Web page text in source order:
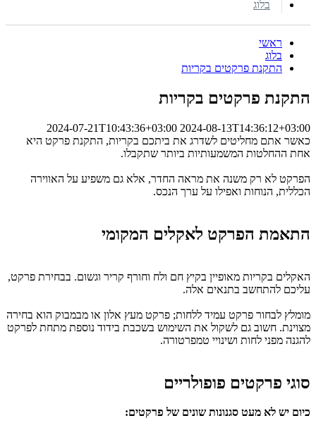
בלוג
ראשי
בלוג
התקנת פרקטים בקריות
התקנת פרקטים בקריות
2024-07-21T10:43:36+03:00 2024-08-13T14:36:12+03:00
כאשר אתם מחליטים לשדרג את ביתכם בקריות, התקנת פרקט היא
אחת ההחלטות המשמעותיות ביותר שתקבלו.
הפרקט לא רק משנה את מראה החדר, אלא גם משפיע על האווירה
הכללית, הנוחות ואפילו על ערך הנכס.
התאמת הפרקט לאקלים המקומי
האקלים בקריות מאופיין בקיץ חם ולח וחורף קריר וגשום. בבחירת פרקט,
עליכם להתחשב בתנאים אלה.
מומלץ לבחור פרקט עמיד ללחות; פרקט מעץ אלון או מבמבוק הוא בחירה
מצוינת. חשוב גם לשקול את השימוש בשכבת בידוד נוספת מתחת לפרקט
להגנה מפני לחות ושינויי טמפרטורה.
סוגי פרקטים פופולריים
כיום יש לא מעט סגנונות שונים של פרקטים: